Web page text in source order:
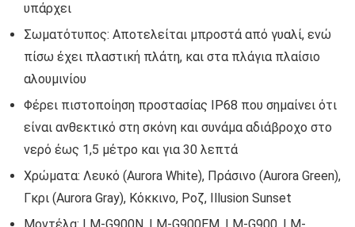
υπάρχει
Σωματότυπος: Αποτελείται μπροστά από γυαλί, ενώ
πίσω έχει πλαστική πλάτη, και στα πλάγια πλαίσιο
αλουμινίου
Φέρει πιστοποίηση προστασίας IP68 που σημαίνει ότι
είναι ανθεκτικό στη σκόνη και συνάμα αδιάβροχο στο
νερό έως 1,5 μέτρο και για 30 λεπτά
Χρώματα: Λευκό (Aurora White), Πράσινο (Aurora Green),
Γκρι (Aurora Gray), Κόκκινο, Ροζ, Illusion Sunset